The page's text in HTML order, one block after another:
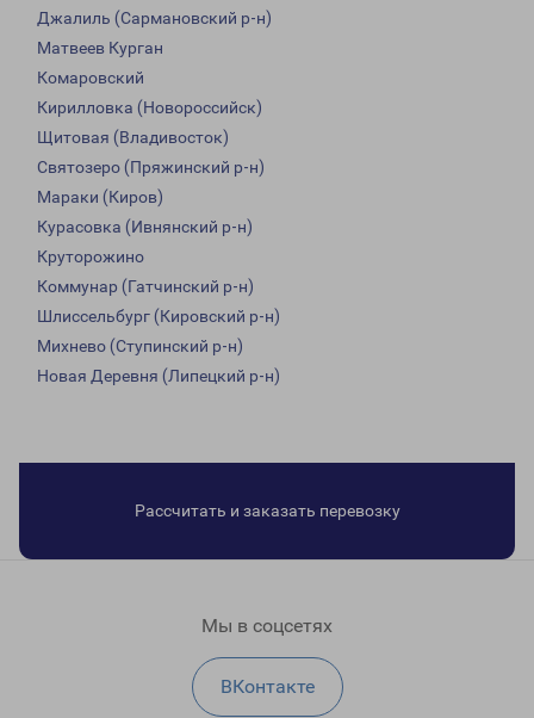
Джалиль (Сармановский р-н)
Матвеев Курган
Комаровский
Кирилловка (Новороссийск)
Щитовая (Владивосток)
Святозеро (Пряжинский р-н)
Мараки (Киров)
Курасовка (Ивнянский р-н)
Круторожино
Коммунар (Гатчинский р-н)
Шлиссельбург (Кировский р-н)
Михнево (Ступинский р-н)
Новая Деревня (Липецкий р-н)
Рассчитать и заказать перевозку
Мы в соцсетях
ВКонтакте